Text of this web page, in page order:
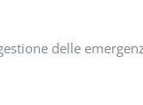
delle